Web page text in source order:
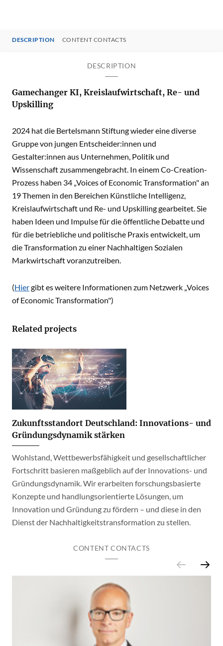
DESCRIPTION CONTENT CONTACTS
DESCRIPTION
Gamechanger KI, Kreislaufwirtschaft, Re- und
Upskilling
2024 hat die Bertelsmann Stiftung wieder eine diverse
Gruppe von jungen Entscheider:innen und
Gestalter:innen aus Unternehmen, Politik und
Wissenschaft zusammengebracht. In einem Co-Creation-
Prozess haben 34 „Voices of Economic Transformation" an
19 Themen in den Bereichen Künstliche Intelligenz,
Kreislaufwirtschaft und Re- und Upskilling gearbeitet. Sie
haben Ideen und Impulse für die öffentliche Debatte und
für die betriebliche und politische Praxis entwickelt, um
die Transformation zu einer Nachhaltigen Sozialen
Markwirtschaft voranzutreiben.
(Hiergibt es weitere Informationen zum Netzwerk „Voices
of Economic Transformation")
Related projects
Zukunftsstandort Deutschland: Innovations- und
Gründungsdynamik stärken
Wohlstand, Wettbewerbsfähigkeit und gesellschaftlicher
Fortschritt basieren maßgeblich auf der Innovations- und
Gründungsdynamik. Wir erarbeiten forschungsbasierte
Konzepte und handlungsorientierte Lösungen, um
Innovation und Gründung zu fördern – und diese in den
Dienst der Nachhaltigkeitstransformation zu stellen.
CONTENT CONTACTS